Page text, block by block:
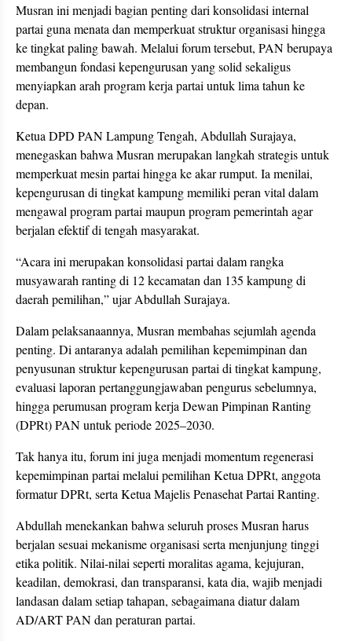
Musran ini menjadi bagian penting dari konsolidasi internal
partai guna menata dan memperkuat struktur organisasi hingga
ke tingkat paling bawah. Melalui forum tersebut, PAN berupaya
membangun fondasi kepengurusan yang solid sekaligus
menyiapkan arah program kerja partai untuk lima tahun ke
depan.
Ketua DPD PAN Lampung Tengah, Abdullah Surajaya,
menegaskan bahwa Musran merupakan langkah strategis untuk
memperkuat mesin partai hingga ke akar rumput. Ia menilai,
kepengurusan di tingkat kampung memiliki peran vital dalam
mengawal program partai maupun program pemerintah agar
berjalan efektif di tengah masyarakat.
“Acara ini merupakan konsolidasi partai dalam rangka
musyawarah ranting di 12 kecamatan dan 135 kampung di
daerah pemilihan,” ujar Abdullah Surajaya.
Dalam pelaksanaannya, Musran membahas sejumlah agenda
penting. Di antaranya adalah pemilihan kepemimpinan dan
penyusunan struktur kepengurusan partai di tingkat kampung,
evaluasi laporan pertanggungjawaban pengurus sebelumnya,
hingga perumusan program kerja Dewan Pimpinan Ranting
(DPRt) PAN untuk periode 2025–2030.
Tak hanya itu, forum ini juga menjadi momentum regenerasi
kepemimpinan partai melalui pemilihan Ketua DPRt, anggota
formatur DPRt, serta Ketua Majelis Penasehat Partai Ranting.
Abdullah menekankan bahwa seluruh proses Musran harus
berjalan sesuai mekanisme organisasi serta menjunjung tinggi
etika politik. Nilai-nilai seperti moralitas agama, kejujuran,
keadilan, demokrasi, dan transparansi, kata dia, wajib menjadi
landasan dalam setiap tahapan, sebagaimana diatur dalam
AD/ART PAN dan peraturan partai.